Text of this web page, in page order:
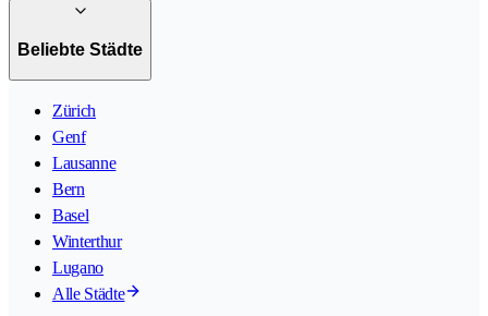
Beliebte Städte
Zürich
Genf
Lausanne
Bern
Basel
Winterthur
Lugano
Alle Städte